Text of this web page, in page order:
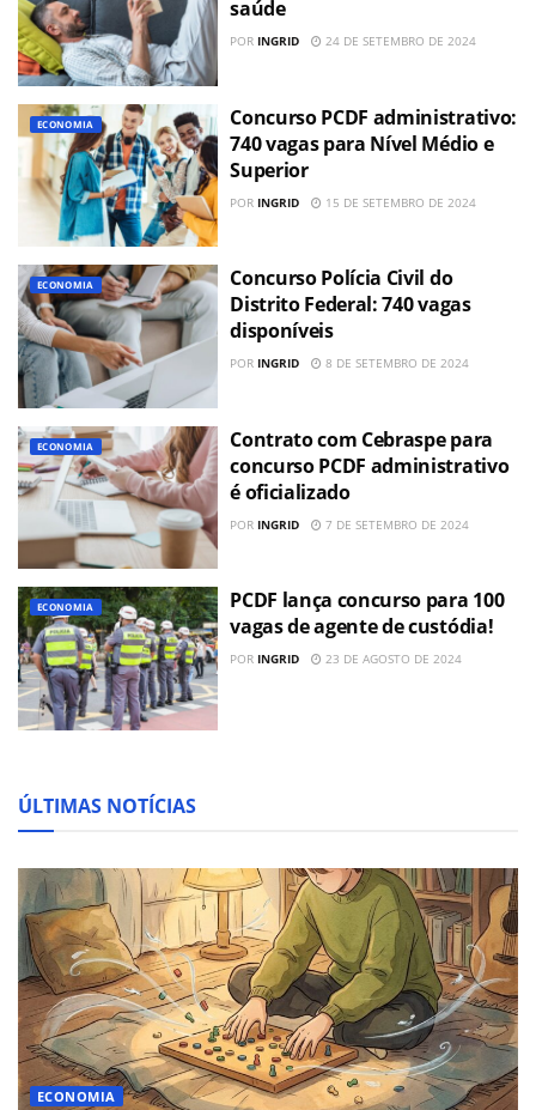
saúde
POR INGRID 24 DE SETEMBRO DE 2024
ECONOMIA
Concurso PCDF administrativo:
740 vagas para Nível Médio e
Superior
POR INGRID 15 DE SETEMBRO DE 2024
ECONOMIA
Concurso Polícia Civil do
Distrito Federal: 740 vagas
disponíveis
POR INGRID 8 DE SETEMBRO DE 2024
ECONOMIA
Contrato com Cebraspe para
concurso PCDF administrativo
é oficializado
POR INGRID 7 DE SETEMBRO DE 2024
ECONOMIA
PCDF lança concurso para 100
vagas de agente de custódia!
POR INGRID 23 DE AGOSTO DE 2024
ÚLTIMAS NOTÍCIAS
ECONOMIA